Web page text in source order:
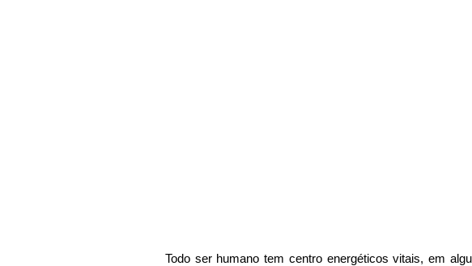
Todo ser humano tem centro energéticos vitais, em